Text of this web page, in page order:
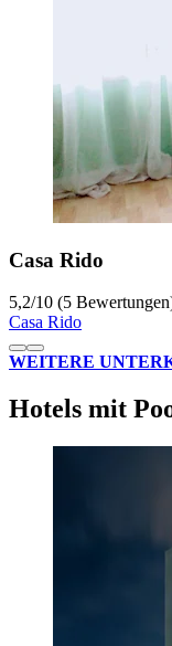
Casa Rido
5,2/10 (5
Casa Rido
WEITERE
Hotels mit